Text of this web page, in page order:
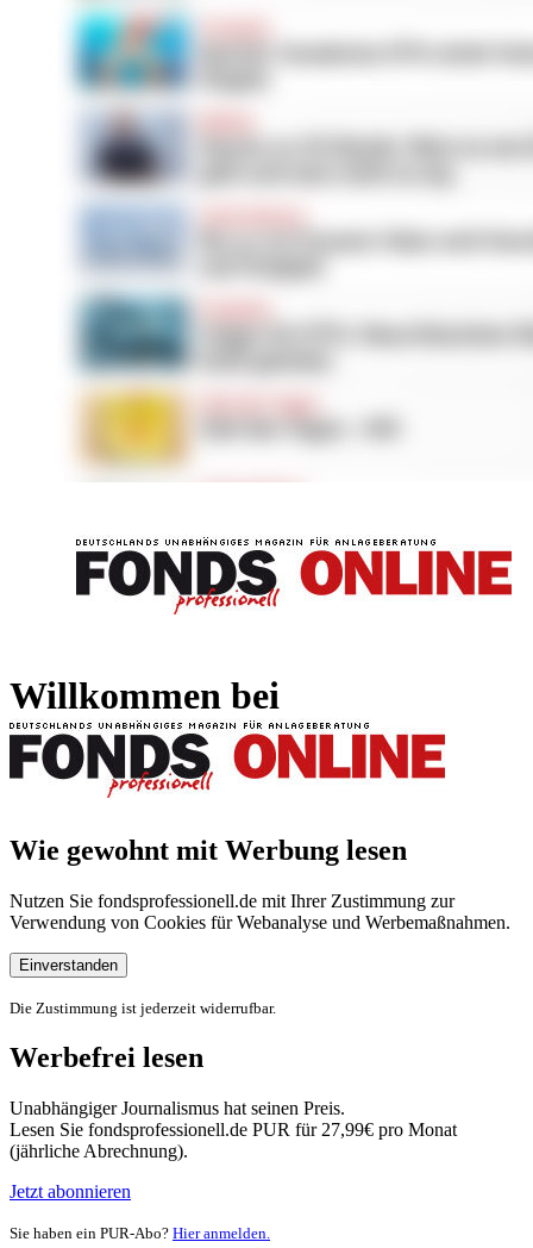
Willkommen bei
Wie gewohnt mit Werbung lesen
Nutzen Sie fondsprofessionell.de mit Ihrer Zustimmung zur
Verwendung von Cookies für Webanalyse und Werbemaßnahmen.
Einverstanden
Die Zustimmung ist jederzeit widerrufbar.
Werbefrei lesen
Unabhängiger Journalismus hat seinen Preis.
Lesen Sie fondsprofessionell.de PUR für 27,99€ pro Monat
(jährliche Abrechnung).
Jetzt abonnieren
Sie haben ein PUR-Abo? Hier anmelden.